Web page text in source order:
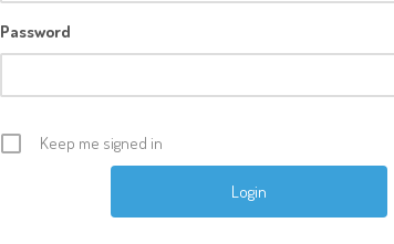
Password
Keep me signed in